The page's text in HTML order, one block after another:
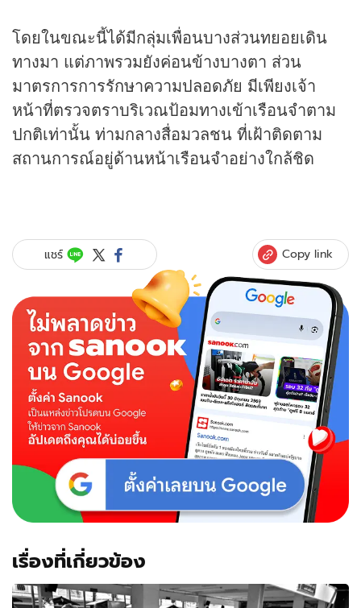
โดยในขณะนี้ได้มีกลุ่มเพื่อนบางส่วนทยอยเดิน
ทางมา แต่ภาพรวมยังค่อนข้างบางตา ส่วน
มาตรการการรักษาความปลอดภัย มีเพียงเจ้า
หน้าที่ตรวจตราบริเวณป้อมทางเข้าเรือนจำตาม
ปกติเท่านั้น ท่ามกลางสื่อมวลชน ที่เฝ้าติดตาม
สถานการณ์อยู่ด้านหน้าเรือนจำอย่างใกล้ชิด
แชร์ Copy link
เรื่องที่เกี่ยวข้อง